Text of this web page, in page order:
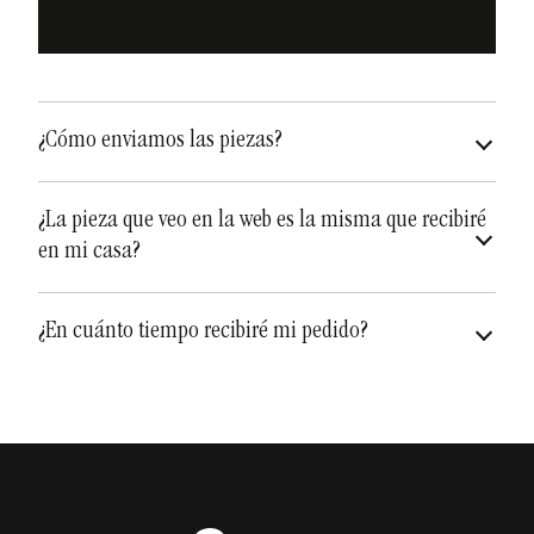
¿Cómo enviamos las piezas?
¿La pieza que veo en la web es la misma que recibiré
en mi casa?
¿En cuánto tiempo recibiré mi pedido?
fabricaciónque puede variar de una a dos semanas.